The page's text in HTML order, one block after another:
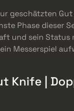
geschätzten
Phase dieser
und sein Status
Messerspiel
Knife |